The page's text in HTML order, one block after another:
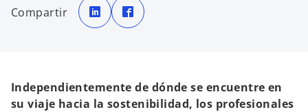
Compartir e
a
b
p
s
e
a
p
e
s
Independientemente de dónde se encuentre en
su viaje hacia la sostenibilidad, los profesionales